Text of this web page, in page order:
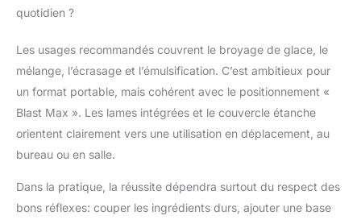
quotidien ?
Les usages recommandés couvrent le broyage de glace, le
mélange, l’écrasage et l’émulsification. C’est ambitieux pour
un format portable, mais cohérent avec le positionnement «
Blast Max ». Les lames intégrées et le couvercle étanche
orientent clairement vers une utilisation en déplacement, au
bureau ou en salle.
Dans la pratique, la réussite dépendra surtout du respect des
bons réflexes: couper les ingrédients durs, ajouter une base